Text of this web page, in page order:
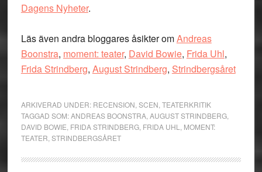
Dagens Nyheter.
Läs även andra bloggares åsikter omAndreas
Boonstra, moment: teater, David Bowie, Frida Uhl,
Frida Strindberg, August Strindberg, Strindbergsåret
ARKIVERAD UNDER: RECENSION SCEN TEATERKRITIK
TAGGAD SOM:ANDREAS BOONSTRA, AUGUST STRINDBERG,
DAVID BOWIE FRIDA STRINDBERG, FRIDA UHL
MOMENT:
TEATER STRINDBERGSÅRET